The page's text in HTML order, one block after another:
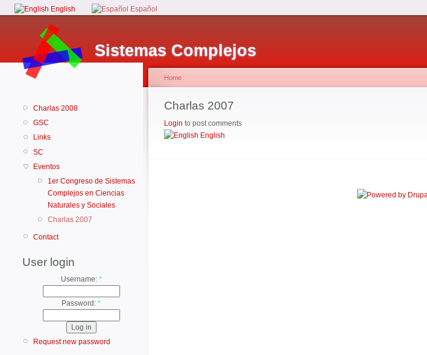
English Español
Sistemas Complejos
Charlas 2008
GSC
Links
SC
Eventos
1er Congreso de Sistemas
Complejos en Ciencias
Naturales y Sociales
Charlas 2007
Contact
User login
Username: *
Password: *
Request new password
Home
Charlas 2007
Login to post comments
English